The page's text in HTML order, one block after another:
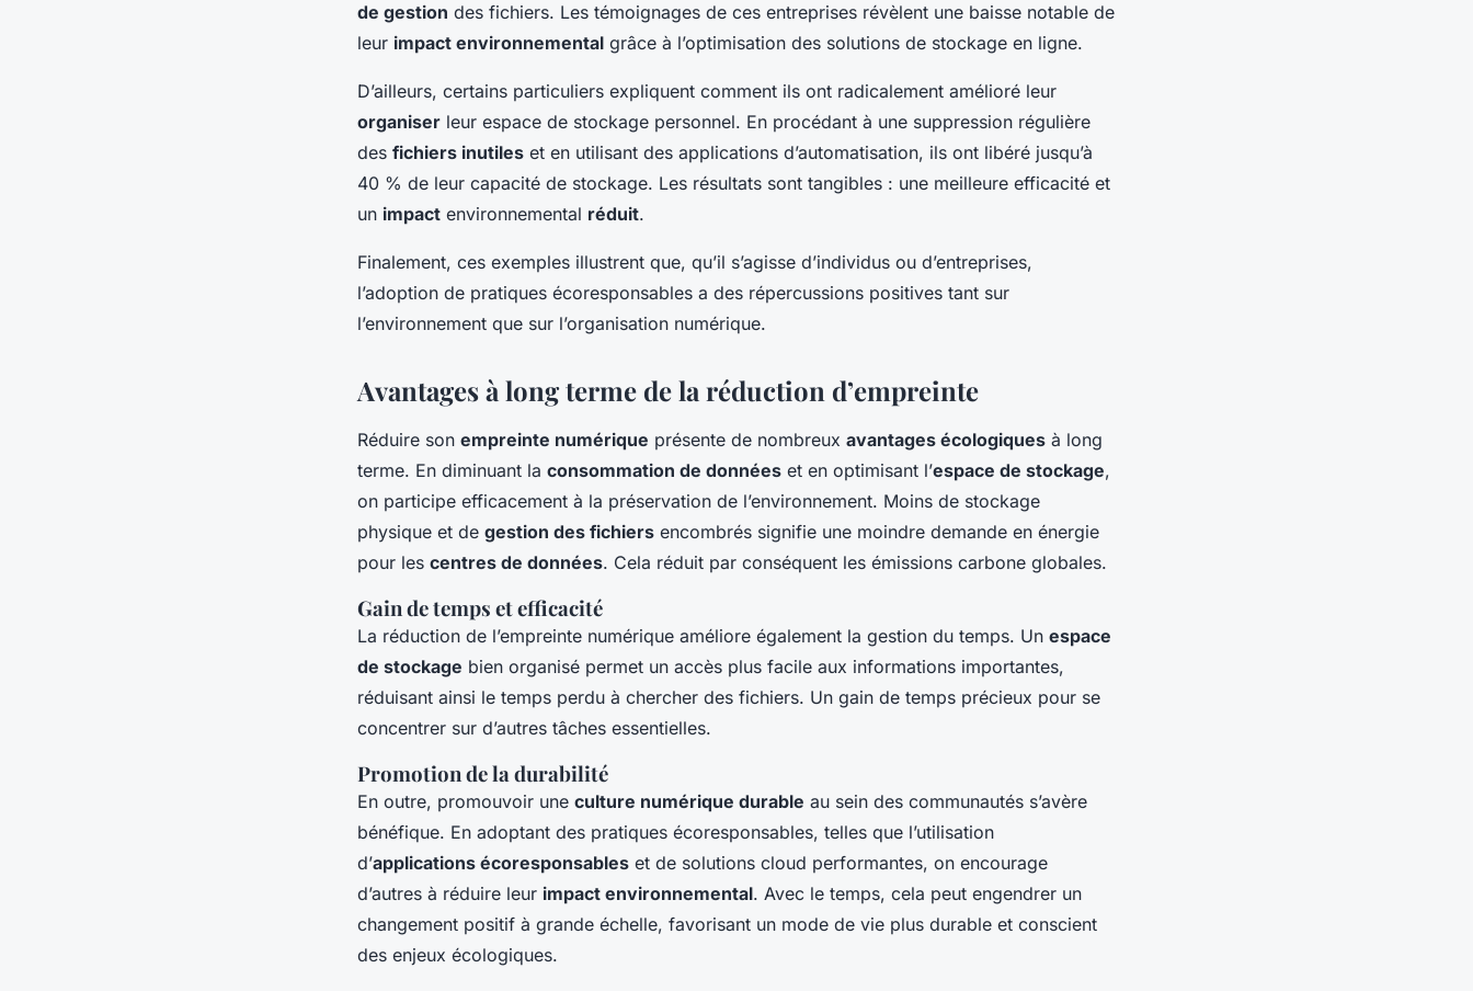
de gestion des fichiers. Les témoignages de ces entreprises révèlent une baisse notable de
leur impact environnemental grâce à l’optimisation des solutions de stockage en ligne.
D’ailleurs, certains particuliers expliquent comment ils ont radicalement amélioré leur
organiser leur espace de stockage personnel. En procédant à une suppression régulière
des fichiers inutiles et en utilisant des applications d’automatisation, ils ont libéré jusqu’à
40 % de leur capacité de stockage. Les résultats sont tangibles : une meilleure efficacité et
un impact environnemental réduit.
Finalement, ces exemples illustrent que, qu’il s’agisse d’individus ou d’entreprises,
l’adoption de pratiques écoresponsables a des répercussions positives tant sur
l’environnement que sur l’organisation numérique.
Avantages à long terme de la réduction d’empreinte
Réduire son empreinte numérique présente de nombreux avantages écologiques à long
terme. En diminuant la consommation de données et en optimisant l’espace de stockage,
on participe efficacement à la préservation de l’environnement. Moins de stockage
physique et de gestion des fichiers encombrés signifie une moindre demande en énergie
pour les centres de données. Cela réduit par conséquent les émissions carbone globales.
Gain de temps et efficacité
La réduction de l’empreinte numérique améliore également la gestion du temps. Un espace
de stockage bien organisé permet un accès plus facile aux informations importantes,
réduisant ainsi le temps perdu à chercher des fichiers. Un gain de temps précieux pour se
concentrer sur d’autres tâches essentielles.
Promotion de la durabilité
En outre, promouvoir une culture numérique durable au sein des communautés s’avère
bénéfique. En adoptant des pratiques écoresponsables, telles que l’utilisation
d’applications écoresponsables et de solutions cloud performantes, on encourage
d’autres à réduire leur impact environnemental. Avec le temps, cela peut engendrer un
changement positif à grande échelle, favorisant un mode de vie plus durable et conscient
des enjeux écologiques.